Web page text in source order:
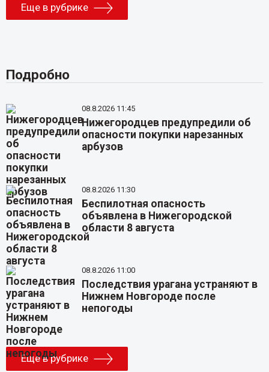
Еще в рубрике
Подробно
08.8.2026 11:45
Нижегородцев предупредили об
опасности покупки нарезанных
арбузов
08.8.2026 11:30
Беспилотная опасность
объявлена в Нижегородской
области 8 августа
08.8.2026 11:00
Последствия урагана устраняют в
Нижнем Новгороде после
непогоды
Еще в рубрике